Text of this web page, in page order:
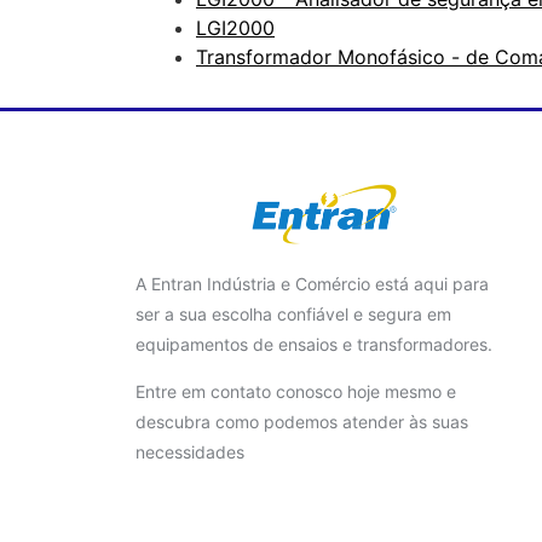
LGI2000
Transformador Monofásico - de
A Entran Indústria e Comércio está aqui para
ser a sua escolha confiável e segura em
equipamentos de ensaios e transformadores.
Entre em contato conosco hoje mesmo e
descubra como podemos atender às suas
necessidades